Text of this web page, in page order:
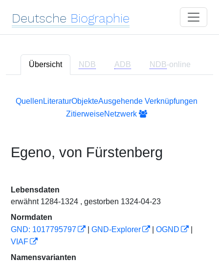
Deutsche Biographie
Übersicht NDB ADB NDB-online
Quellen LiteraturObjekteAusgehende Verknüpfungen
ZitierweiseNetzwerk
Egeno, von Fürstenberg
Lebensdaten
erwähnt 1284-1324 , gestorben 1324-04-23
Normdaten
GND: 1017795797
GND-Explorer OGND
VIAF
Namensvarianten